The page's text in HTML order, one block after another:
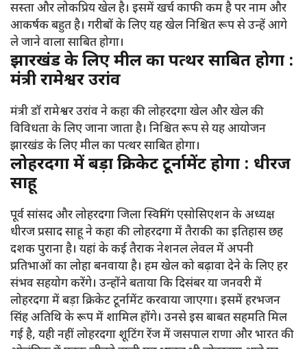
सस्ता और लोकप्रिय खेल है। इसमें खर्च काफी कम है पर नाम और
आकर्षक बहुत है। गरीबों के लिए यह खेल निश्चित रूप से उन्हें आगे
ले जाने वाला साबित होगा।
झारखंड के लिए मील का पत्थर साबित होगा :
मंत्री रामेश्वर उरांव
मंत्री डॉ रामेश्वर उरांव ने कहा की लोहरदगा खेल और खेल की
विविधता के लिए जाना जाता है। निश्चित रूप से यह आयोजन
झारखंड के लिए मील का पत्थर साबित होगा।
लोहरदगा में बड़ा क्रिकेट टूर्नामेंट होगा : धीरज
साहू
पूर्व सांसद और लोहरदगा जिला स्विमिंग एसोसिएशन के अध्यक्ष
धीरज प्रसाद साहू ने कहा की लोहरदगा में तैराकी का इतिहास छह
दशक पुराना है। यहां के कई तैराक नेशनल लेवल में अपनी
प्रतिभाओं का लोहा बनवाया है। हम खेल को बढ़ावा देने के लिए हर
संभव सहयोग करेंगे। उन्होंने बताया कि दिसंबर या जनवरी में
लोहरदगा में बड़ा क्रिकेट टूर्नामेंट करवाया जाएगा। इसमें हरभजन
सिंह अतिथि के रूप में शामिल होंगे। उनसे इस बाबत सहमति मिल
गई है, यही नहीं लोहरदगा शूटिंग रेंज में जसपाल राणा और भारत की